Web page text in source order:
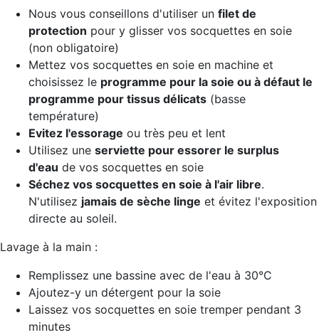
Nous vous conseillons d'utiliser un filet de
protection pour y glisser vos socquettes en soie
(non obligatoire)
Mettez vos socquettes en soie en machine et
choisissez le programme pour la soie ou à défaut le
programme pour tissus délicats (basse
température)
Evitez l'essorage ou très peu et lent
Utilisez une serviette pour essorer le surplus
d'eau de vos socquettes en soie
Séchez vos socquettes en soie à l'air libre.
N'utilisez jamais de sèche linge et évitez l'exposition
directe au soleil.
Lavage à la main :
Remplissez une bassine avec de l'eau à 30°C
Ajoutez-y un détergent pour la soie
Laissez vos socquettes en soie tremper pendant 3
minutes